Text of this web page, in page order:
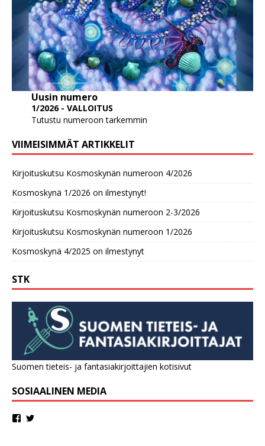
Uusin numero
1/2026 - VALLOITUS
Tutustu numeroon tarkemmin
VIIMEISIMMÄT ARTIKKELIT
Kirjoituskutsu Kosmoskynän numeroon 4/2026
Kosmoskynä 1/2026 on ilmestynyt!
Kirjoituskutsu Kosmoskynän numeroon 2-3/2026
Kirjoituskutsu Kosmoskynän numeroon 1/2026
Kosmoskynä 4/2025 on ilmestynyt
STK
Suomen tieteis- ja fantasiakirjoittajien kotisivut
SOSIAALINEN MEDIA